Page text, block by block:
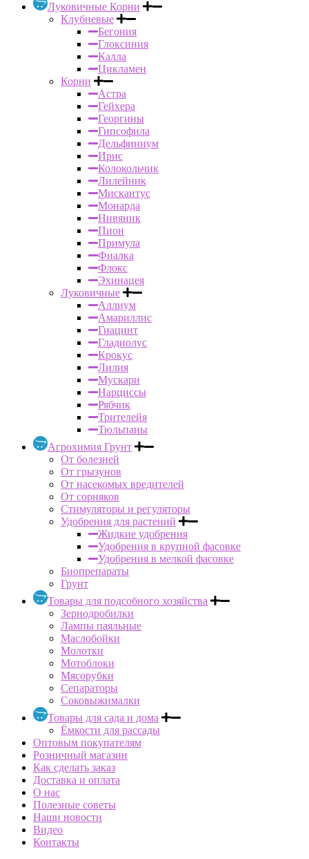
Луковичные Корни
Клубневые
Бегония
Глоксиния
Калла
Цикламен
Корни
Астра
Гейхера
Георгины
Гипсофила
Дельфиниум
Ирис
Колокольчик
Лилейник
Мискантус
Монарда
Нивяник
Пион
Примула
Фиалка
Флокс
Эхинацея
Луковичные
Аллиум
Амариллис
Гиацинт
Гладиолус
Крокус
Лилия
Мускари
Нарциссы
Рябчик
Трителейя
Тюльпаны
Агрохимия Грунт
От болезней
От грызунов
От насекомых вредителей
От сорняков
Стимуляторы и регуляторы
Удобрения для растений
Жидкие удобрения
Удобрения в крупной фасовке
Удобрения в мелкой фасовке
Биопрепараты
Грунт
Товары для подсобного хозяйства
Зернодробилки
Лампы паяльные
Маслобойки
Молотки
Мотоблоки
Мясорубки
Сепараторы
Соковыжималки
Товары для сада и дома
Ёмкости для рассады
Оптовым покупателям
Розничный магазин
Как сделать заказ
Доставка и оплата
О нас
Полезные советы
Наши новости
Видео
Контакты